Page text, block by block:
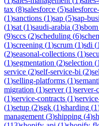
tax (8)salesforce (5)
(1)sanctions (1)sap (5)sap-
(1)sat (1)saudi-arabia (3)sbom
(9)sccs (2)scheduling (6)
(1)screening (1)scrum (1)sdi (1
(2)seasonal-collections (1)
(1)segmentation (2)selection (1
service (2)self-service-bi (2)
(1)selling-platforms (1)
migration (1)server(1)server-
(1)service-contracts (1)
(1)setup (2)sgk (1)sharding (1
management (3)shipping (4)